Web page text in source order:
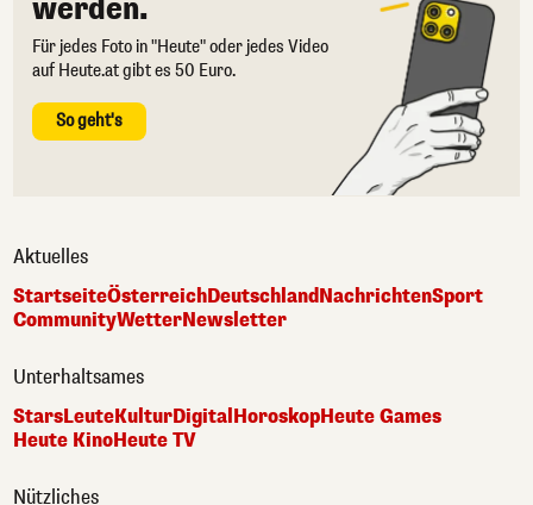
werden.
Für jedes Foto in "Heute" oder jedes Video
auf Heute.at gibt es 50 Euro.
So geht's
Aktuelles
StartseiteÖsterreichDeutschlandNachrichtenSport
CommunityWetterNewsletter
Unterhaltsames
StarsLeuteKulturDigitalHoroskopHeute Games
Heute KinoHeute TV
Nützliches